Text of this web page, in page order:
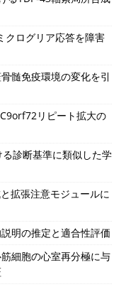
クログリア応答を障害
髄免疫環境の変化を引
リピート拡大の
診断基準に類似した学
拡張注意モジュールに
明の推定と適合性評価
細胞の心室再分極に与